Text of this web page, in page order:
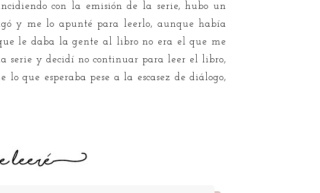
con la emisión de la serie, hubo un
y me lo apunté para leerlo, aunque había
le daba la gente al libro no era el que me
serie y decidí no continuar para leer el libro,
que esperaba pese a la escasez de diálogo,